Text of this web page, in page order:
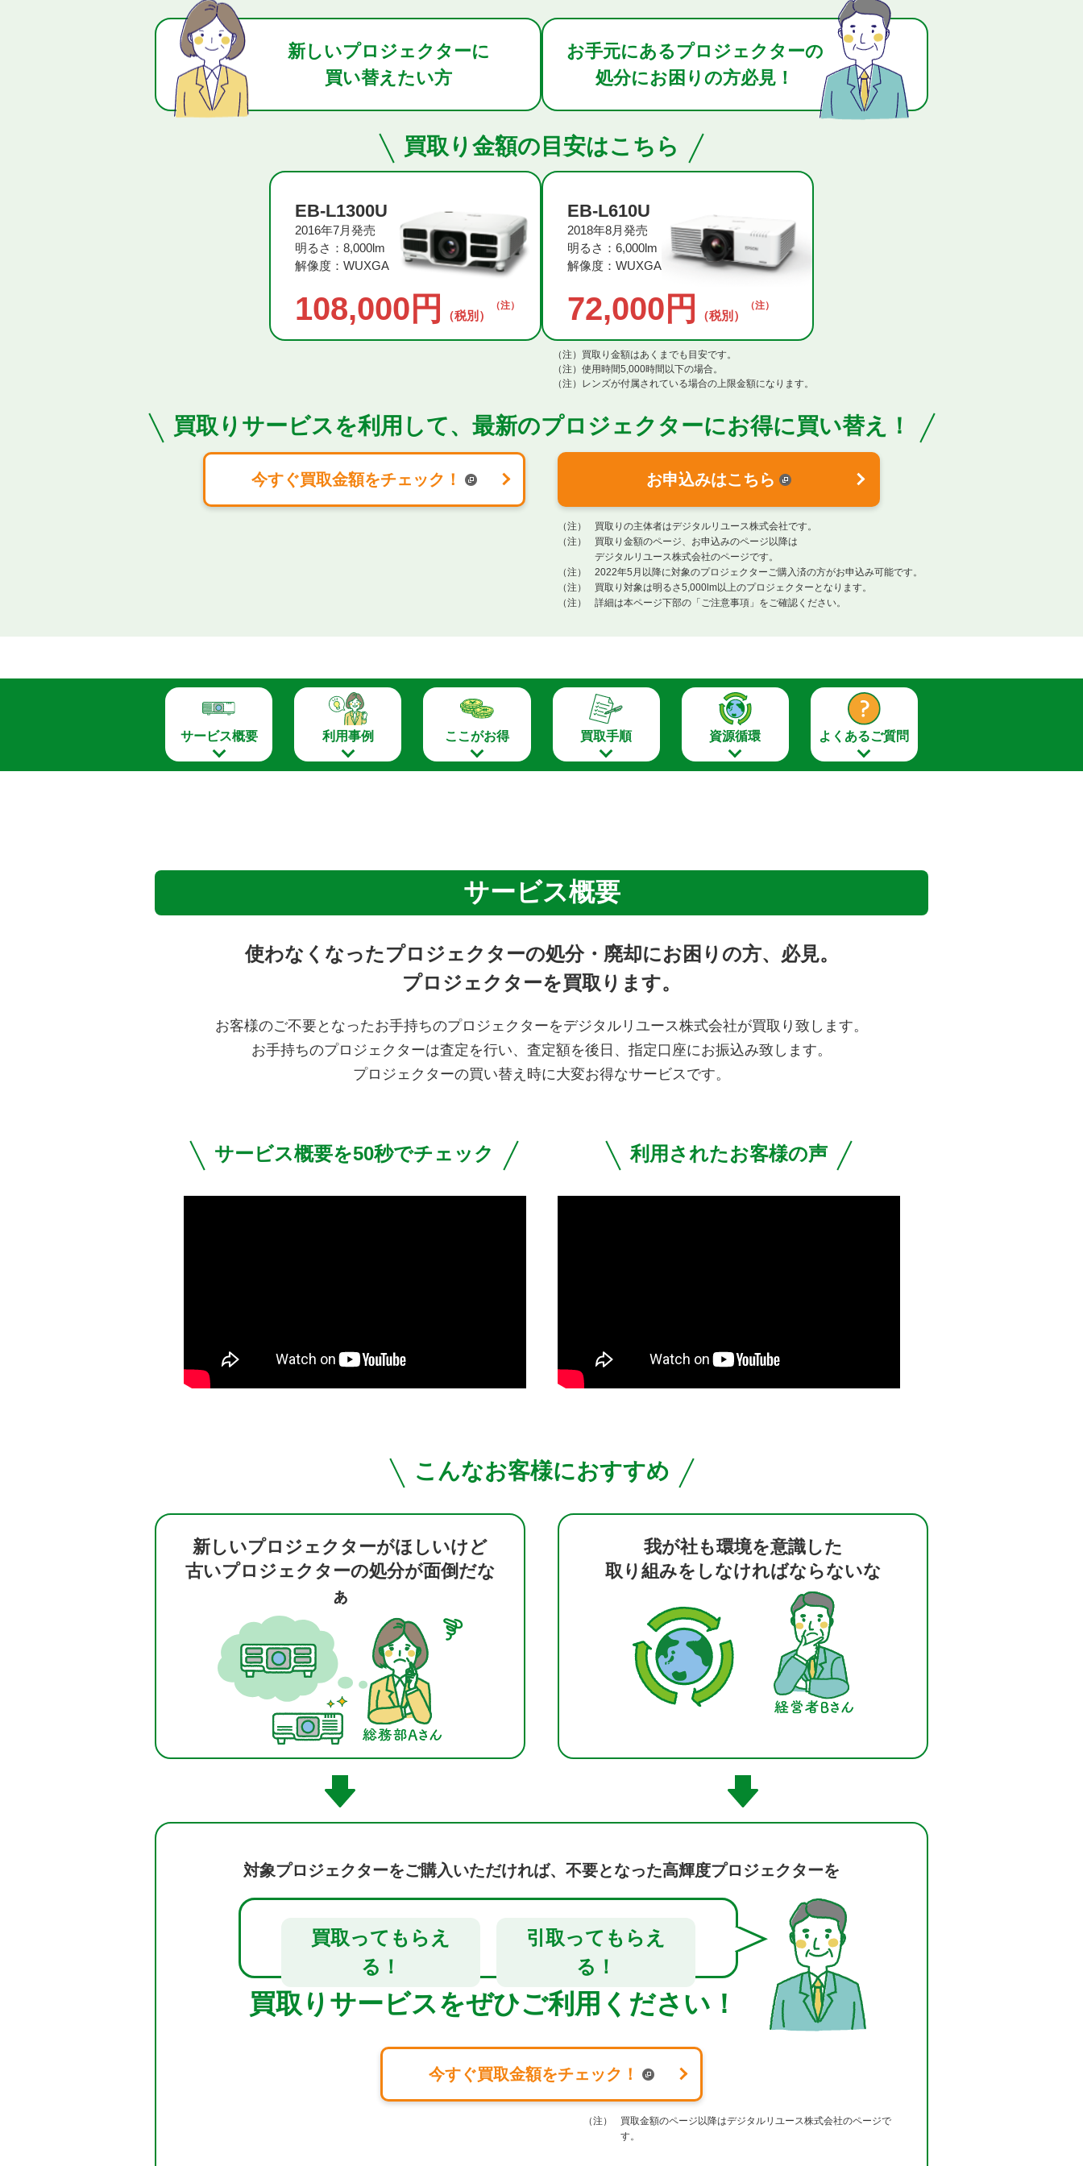
新しいプロジェクターに
買い替えたい方
お手元にある プロジェクターの
処分にお困りの方必見！
買取り金額の目安はこちら
EB-L1300U
2016年7月発売
明るさ：8,000lm
解像度：WUXGA
108,000円 （税別）
（注）
EB-L610U
2018年8月発売
明るさ：6,000lm
解像度：WUXGA
72,000円 （税別）
（注）
（注） 買取り金額はあくまでも目安です。
（注） 使用時間5,000時間以下の場合。
（注） レンズが付属されている場合の上限金額になります。
買取りサービスを利用して、 最新のプロジェクターにお得に買い替え！
今すぐ買取金額をチェック！ お申込みはこちら
（注）
買取りの主体者はデジタルリユース株式会社です。
（注）
買取り金額のページ、お申込みのページ以降は
デジタルリユース株式会社のページです。
（注）
2022年5月以降に対象のプロジェクターご購入済の方がお申込み可能です。
（注）
買取り対象は明るさ5,000lm以上のプロジェクターとなります。
（注）
詳細は本ページ下部の「ご注意事項」をご確認ください。
サービス概要 利用事例 ここがお得 買取手順 資源循環 よくあるご質問
サービス概要
使わなくなったプロジェクターの処分・廃却にお困りの方、必見。
プロジェクターを買取ります。
お客様のご不要となったお手持ちのプロジェクターをデジタルリユース株式会社が買取り致します。
お手持ちのプロジェクターは査定を行い、査定額を後日、指定口座にお振込み致します。
プロジェクターの買い替え時に大変お得なサービスです。
サービス概要を50秒でチェック 利用されたお客様の声
こんなお客様におすすめ
新しいプロジェクターがほしいけど
古いプロジェクターの処分が面倒だな
ぁ
我が社も環境を意識した
取り組みをしなければならないな
対象プロジェクターをご購入いただければ、不要となった高輝度プロジェクターを
買取って もらえ
る！
引取って もらえ
る！
買取りサービスをぜひご利用ください！
今すぐ買取金額をチェック！
（注）
買取金額のページ以降はデジタルリユース株式会社のページで
す。